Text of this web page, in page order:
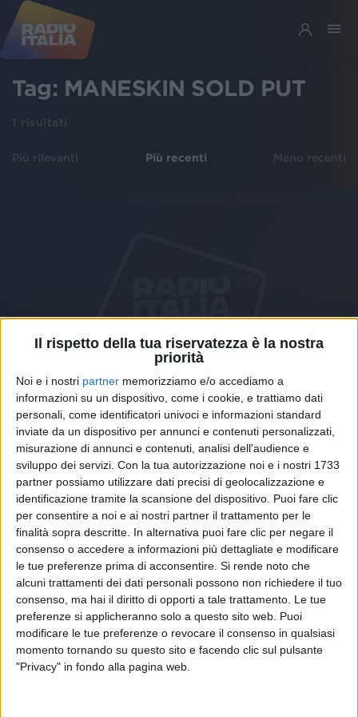
Il rispetto della tua riservatezza è la nostra
priorità
Noi e i nostri partner memorizziamo e/o accediamo a
informazioni su un dispositivo, come i cookie, e trattiamo dati
personali, come identificatori univoci e informazioni standard
inviate da un dispositivo per annunci e contenuti personalizzati,
misurazione di annunci e contenuti, analisi dell'audience e
sviluppo dei servizi. Con la tua autorizzazione noi e i nostri 1733
partner possiamo utilizzare dati precisi di geolocalizzazione e
identificazione tramite la scansione del dispositivo. Puoi fare clic
per consentire a noi e ai nostri partner il trattamento per le
finalità sopra descritte. In alternativa puoi fare clic per negare il
consenso o accedere a informazioni più dettagliate e modificare
le tue preferenze prima di acconsentire. Si rende noto che
alcuni trattamenti dei dati personali possono non richiedere il tuo
consenso, ma hai il diritto di opporti a tale trattamento. Le tue
preferenze si applicheranno solo a questo sito web. Puoi
modificare le tue preferenze o revocare il consenso in qualsiasi
momento tornando su questo sito e facendo clic sul pulsante
"Privacy" in fondo alla pagina web.
Tag: MANESKIN SOLD PUT
1 risultati
Più rilevanti Più recenti Meno recenti
10 gen 2019
Måneskin, tour: nuovi sold out in Europa
La band ha raddoppiato la data a Londra
Chi siamo Contattaci
Privacy Lavora con noi